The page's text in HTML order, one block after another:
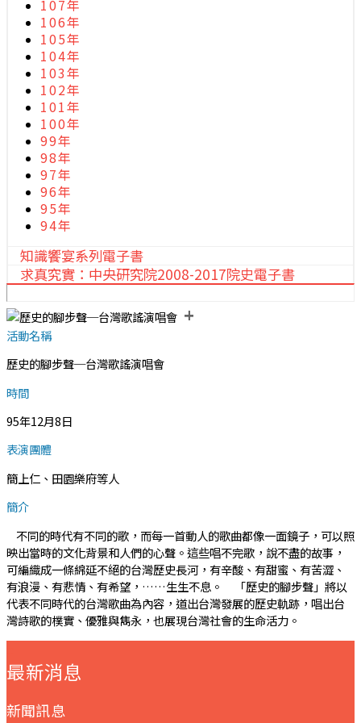
107年
106年
105年
104年
103年
102年
101年
100年
99年
98年
97年
96年
95年
94年
知識饗宴系列電子書
求真究實：中央研究院2008-2017院史電子書
+
活動名稱
歷史的腳步聲─台灣歌謠演唱會
時間
95年12月8日
表演團體
簡上仁、田園樂府等人
簡介
不同的時代有不同的歌，而每一首動人的歌曲都像一面鏡子，可以照
映出當時的文化背景和人們的心聲。這些唱不完歌，說不盡的故事，
可編織成一條綿延不絕的台灣歷史長河，有辛酸、有甜蜜、有苦澀、
有浪漫、有悲情、有希望，……生生不息。 「歷史的腳步聲」將以
代表不同時代的台灣歌曲為內容，道出台灣發展的歷史軌跡，唱出台
灣詩歌的樸實、優雅與雋永，也展現台灣社會的生命活力。
最新消息
新聞訊息